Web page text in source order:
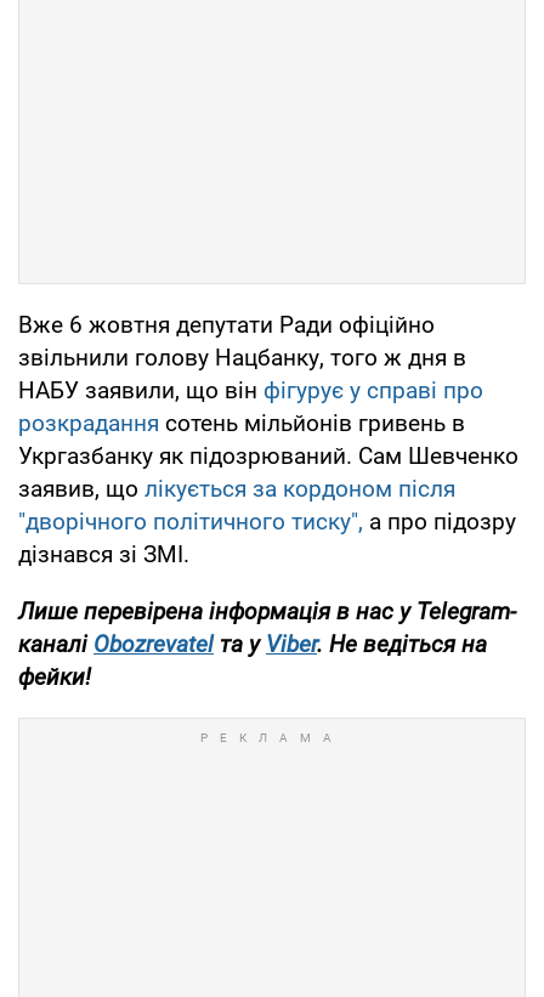
Вже 6 жовтня депутати Ради офіційно
звільнили голову Нацбанку, того ж дня в
НАБУ заявили, що він фігурує у справі про
розкрадання сотень мільйонів гривень в
Укргазбанку як підозрюваний. Сам Шевченко
заявив, що лікується за кордоном після
"дворічного політичного тиску", а про підозру
дізнався зі ЗМІ.
Лише перевірена інформація в нас у Telegram-
каналі Obozrevatel та у Viber. Не ведіться на
фейки!